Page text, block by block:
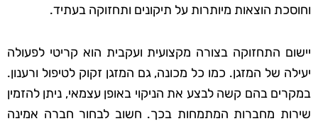
וחוסכת הוצאות מיותרות על תיקונים ותחזוקה בעתיד.
יישום התחזוקה בצורה מקצועית ועקבית הוא קריטי לפעולה
יעילה של המזגן. כמו כל מכונה, גם המזגן זקוק לטיפול ורענון.
במקרים בהם קשה לבצע את הניקוי באופן עצמאי, ניתן להזמין
שירות מחברות המתמחות בכך. חשוב לבחור חברה אמינה